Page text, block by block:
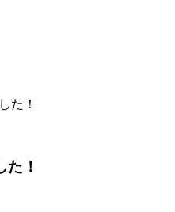
た！
！